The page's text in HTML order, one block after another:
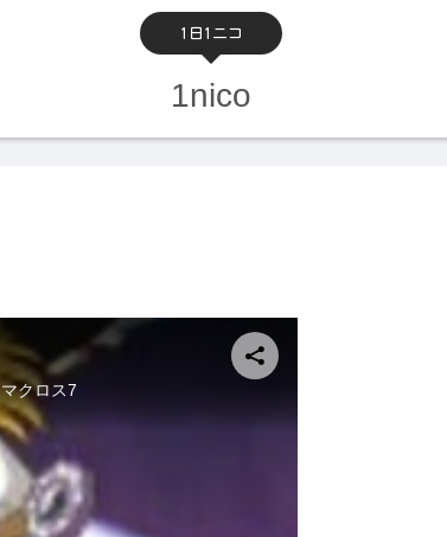
1日1ニコ
1nico